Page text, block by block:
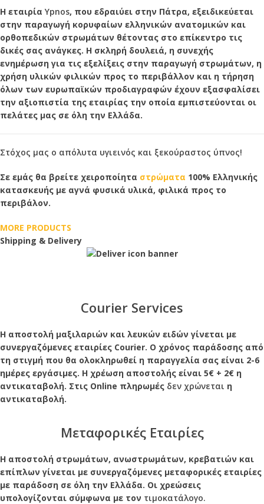
Η εταιρία Ypnos, που εδραιύει στην Πάτρα, εξειδικεύεται
στην παραγωγή κορυφαίων ελληνικών ανατομικών και
ορθοπεδικών στρωμάτων θέτοντας στο επίκεντρο τις
δικές σας ανάγκες. Η σκληρή δουλειά, η συνεχής
ενημέρωση για τις εξελίξεις στην παραγωγή στρωμάτων, η
χρήση υλικών φιλικών προς το περιβάλλον και η τήρηση
όλων των ευρωπαϊκών προδιαγραφών έχουν εξασφαλίσει
την αξιοπιστία της εταιρίας την οποία εμπιστεύονται οι
πελάτες μας σε όλη την Ελλάδα.
Στόχος μας ο απόλυτα υγιεινός και ξεκούραστος ύπνος!
Σε εμάς θα βρείτε χειροποίητα στρώματα 100% Ελληνικής
κατασκευής με αγνά φυσικά υλικά, φιλικά προς το
περιβάλον.
MORE PRODUCTS
Shipping & Delivery
Courier Services
Η αποστολή μαξιλαριών και λευκών ειδών γίνεται με
συνεργαζόμενες εταιρίες Courier. Ο χρόνος παράδοσης από
τη στιγμή που θα ολοκληρωθεί η παραγγελία σας είναι 2-6
ημέρες εργάσιμες. Η χρέωση αποστολής είναι 5€ + 2€ η
αντικαταβολή. Στις Online πληρωμές δεν χρώνεται η
αντικαταβολή.
Μεταφορικές Εταιρίες
Η αποστολή στρωμάτων, ανωστρωμάτων, κρεβατιών και
επίπλων γίνεται με συνεργαζόμενες μεταφορικές εταιρίες
με παράδοση σε όλη την Ελλάδα. Οι χρεώσεις
υπολογίζονται σύμφωνα με τον τιμοκατάλογο.